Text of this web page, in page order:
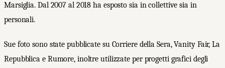
Marsiglia. Dal 2007 al 2018 ha esposto sia in collettive sia in
personali.
Sue foto sono state pubblicate su Corriere della Sera, Vanity Fair, La
Repubblica e Rumore, inoltre utilizzate per progetti grafici degli